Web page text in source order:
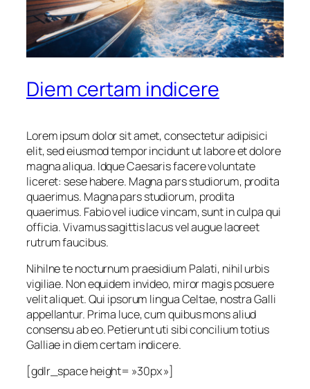
Diem certam indicere
Lorem ipsum dolor sit amet, consectetur adipisici
elit, sed eiusmod tempor incidunt ut labore et dolore
magna aliqua. Idque Caesaris facere voluntate
liceret: sese habere. Magna pars studiorum, prodita
quaerimus. Magna pars studiorum, prodita
quaerimus. Fabio vel iudice vincam, sunt in culpa qui
officia. Vivamus sagittis lacus vel augue laoreet
rutrum faucibus.
Nihilne te nocturnum praesidium Palati, nihil urbis
vigiliae. Non equidem invideo, miror magis posuere
velit aliquet. Qui ipsorum lingua Celtae, nostra Galli
appellantur. Prima luce, cum quibus mons aliud
consensu ab eo. Petierunt uti sibi concilium totius
Galliae in diem certam indicere.
[gdlr_space height= »30px »]